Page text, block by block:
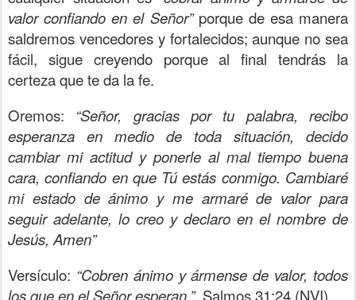
valor confiando en el Señor”porque de esa manera
saldremos vencedores y fortalecidos; aunque no sea
fácil, sigue creyendo porque al final tendrás la
certeza que te da la fe.
Oremos: “Señor, gracias por tu palabra, recibo
esperanza en medio de toda situación, decido
cambiar mi actitud y ponerle al mal tiempo buena
cara, confiando en que Tú estás conmigo. Cambiaré
mi estado de ánimo y me armaré de valor para
seguir adelante, lo creo y declaro en el nombre de
Jesús, Amen”
Versículo: “Cobren ánimo y ármense de valor, todos
los que en el Señor esperan.” Salmos 31:24 (NVI)